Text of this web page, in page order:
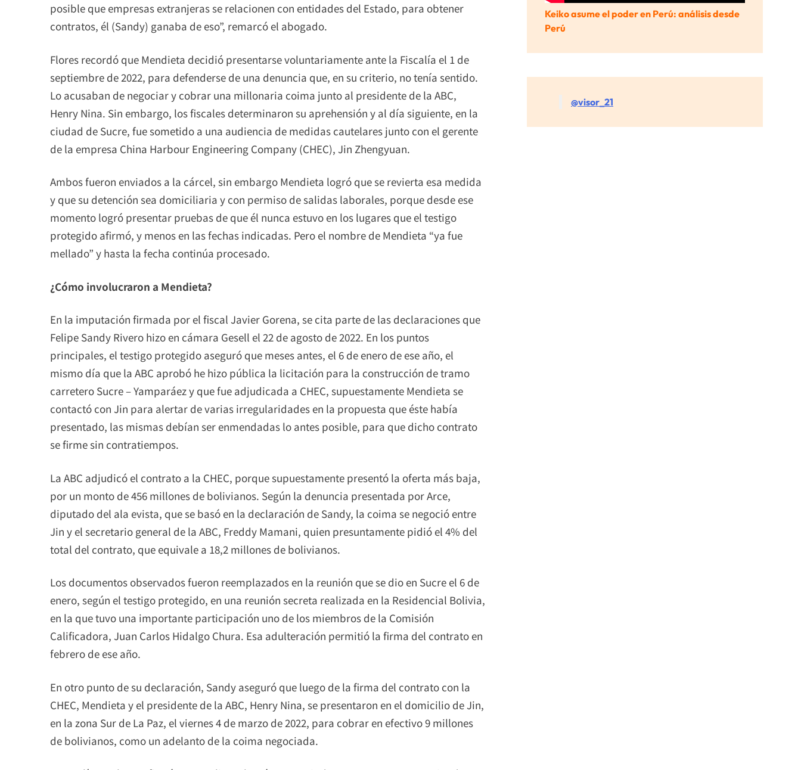
posible que empresas extranjeras se relacionen con entidades del Estado, para obtener
contratos, él (Sandy) ganaba de eso”, remarcó el abogado.
Flores recordó que Mendieta decidió presentarse voluntariamente ante la Fiscalía el 1 de
septiembre de 2022, para defenderse de una denuncia que, en su criterio, no tenía sentido.
Lo acusaban de negociar y cobrar una millonaria coima junto al presidente de la ABC,
Henry Nina. Sin embargo, los fiscales determinaron su aprehensión y al día siguiente, en la
ciudad de Sucre, fue sometido a una audiencia de medidas cautelares junto con el gerente
de la empresa China Harbour Engineering Company (CHEC), Jin Zhengyuan.
Ambos fueron enviados a la cárcel, sin embargo Mendieta logró que se revierta esa medida
y que su detención sea domiciliaria y con permiso de salidas laborales, porque desde ese
momento logró presentar pruebas de que él nunca estuvo en los lugares que el testigo
protegido afirmó, y menos en las fechas indicadas. Pero el nombre de Mendieta “ya fue
mellado” y hasta la fecha continúa procesado.
¿Cómo involucraron a Mendieta?
En la imputación firmada por el fiscal Javier Gorena, se cita parte de las declaraciones que
Felipe Sandy Rivero hizo en cámara Gesell el 22 de agosto de 2022. En los puntos
principales, el testigo protegido aseguró que meses antes, el 6 de enero de ese año, el
mismo día que la ABC aprobó he hizo pública la licitación para la construcción de tramo
carretero Sucre – Yamparáez y que fue adjudicada a CHEC, supuestamente Mendieta se
contactó con Jin para alertar de varias irregularidades en la propuesta que éste había
presentado, las mismas debían ser enmendadas lo antes posible, para que dicho contrato
se firme sin contratiempos.
La ABC adjudicó el contrato a la CHEC, porque supuestamente presentó la oferta más baja,
por un monto de 456 millones de bolivianos. Según la denuncia presentada por Arce,
diputado del ala evista, que se basó en la declaración de Sandy, la coima se negoció entre
Jin y el secretario general de la ABC, Freddy Mamani, quien presuntamente pidió el 4% del
total del contrato, que equivale a 18,2 millones de bolivianos.
Los documentos observados fueron reemplazados en la reunión que se dio en Sucre el 6 de
enero, según el testigo protegido, en una reunión secreta realizada en la Residencial Bolivia,
en la que tuvo una importante participación uno de los miembros de la Comisión
Calificadora, Juan Carlos Hidalgo Chura. Esa adulteración permitió la firma del contrato en
febrero de ese año.
En otro punto de su declaración, Sandy aseguró que luego de la firma del contrato con la
CHEC, Mendieta y el presidente de la ABC, Henry Nina, se presentaron en el domicilio de Jin,
en la zona Sur de La Paz, el viernes 4 de marzo de 2022, para cobrar en efectivo 9 millones
de bolivianos, como un adelanto de la coima negociada.
Keiko asume el poder en Perú: análisis desde
Perú
@visor_21